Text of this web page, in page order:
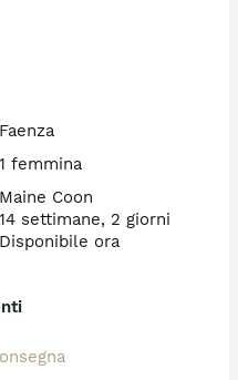
Faenza
1 femmina
Maine Coon
14 settimane, 2 giorni
Disponibile ora